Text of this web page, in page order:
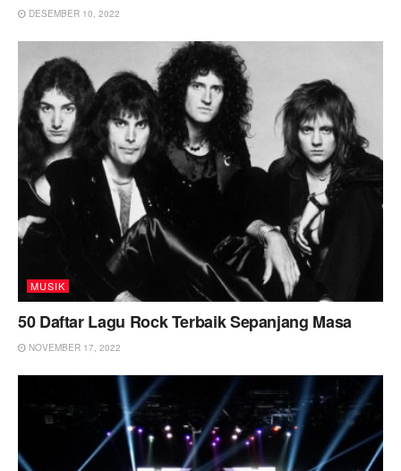
DESEMBER 10, 2022
MUSIK
50 Daftar Lagu Rock Terbaik Sepanjang Masa
NOVEMBER 17, 2022